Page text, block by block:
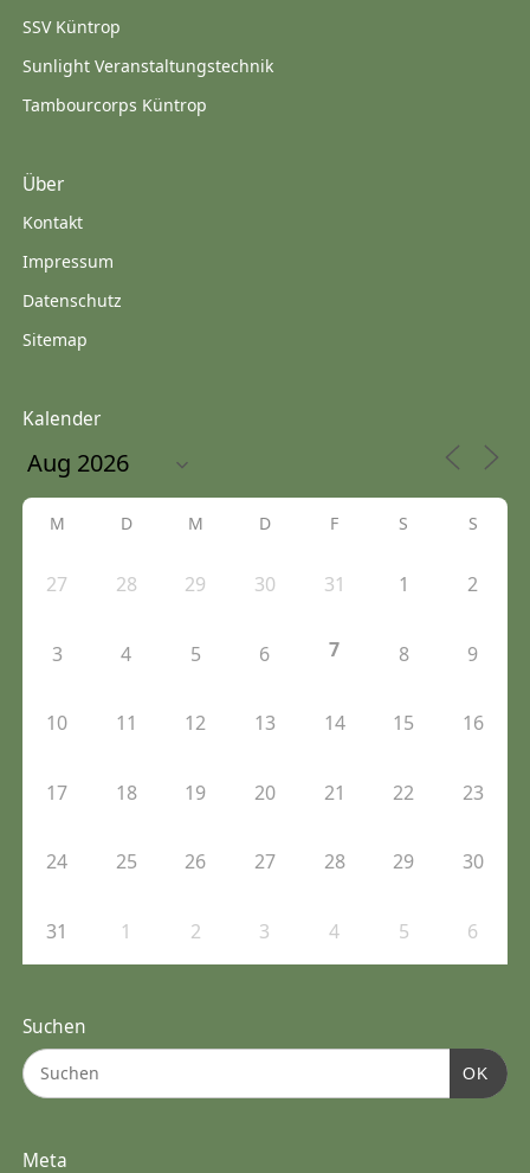
SSV Küntrop
Sunlight Veranstaltungstechnik
Tambourcorps Küntrop
Über
Kontakt
Impressum
Datenschutz
Sitemap
Kalender
M D M D F S S
27 28 29 30 31 1 2
3 4 5 6 7 8 9
10 11 12 13 14 15 16
17 18 19 20 21 22 23
24 25 26 27 28 29 30
31 1 2 3 4 5 6
Suchen
OK
Meta